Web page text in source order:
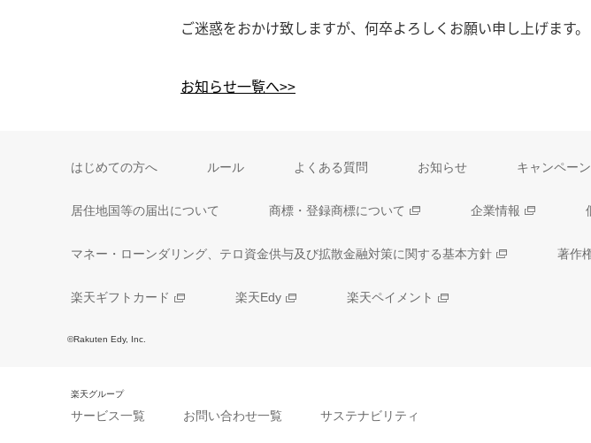
ご迷惑をおかけ致しますが、何卒よろしくお願い申し上げます。
お知らせ一覧へ>>
はじめての方へ ルール よくある質問 お知らせ キャンペー
居住地国等の届出について 商標・登録商標について 企業情報
マネー・ローンダリング、テロ資金供与及び拡散金融対策に関する基本方針 著作
楽天ギフトカード 楽天Edy 楽天ペイメント
©Rakuten Edy, Inc.
楽天グループ
サービス一覧 お問い合わせ一覧 サステナビリティ